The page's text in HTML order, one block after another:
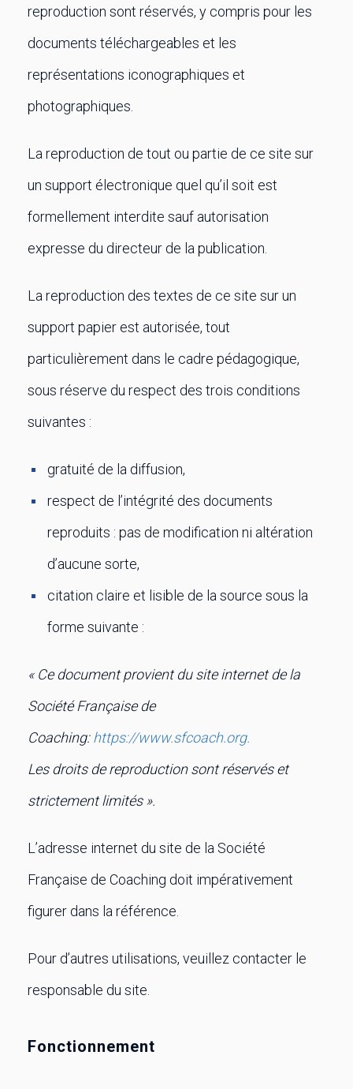
reproduction sont réservés, y compris pour les
documents téléchargeables et les
représentations iconographiques et
photographiques.
La reproduction de tout ou partie de ce site sur
un support électronique quel qu’il soit est
formellement interdite sauf autorisation
expresse du directeur de la publication.
La reproduction des textes de ce site sur un
support papier est autorisée, tout
particulièrement dans le cadre pédagogique,
sous réserve du respect des trois conditions
suivantes :
gratuité de la diffusion,
respect de l’intégrité des documents
reproduits : pas de modification ni altération
d’aucune sorte,
citation claire et lisible de la source sous la
forme suivante :
« Ce document provient du site internet de la
Société Française de
Coaching:https://www.sfcoach.org.
Les droits de reproduction sont réservés et
strictement limités ».
L’adresse internet du site de la Société
Française de Coaching doit impérativement
figurer dans la référence.
Pour d’autres utilisations, veuillez contacter le
responsable du site.
Fonctionnement